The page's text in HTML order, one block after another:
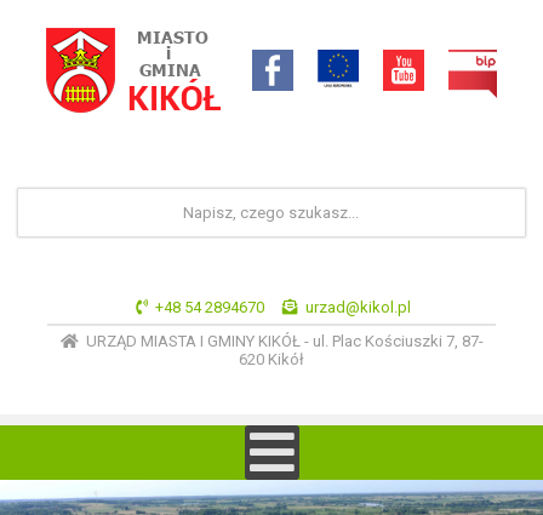
+48 54 2894670
urzad@kikol.pl
URZĄD MIASTA I GMINY KIKÓŁ - ul. Plac Kościuszki 7, 87-
620 Kikół